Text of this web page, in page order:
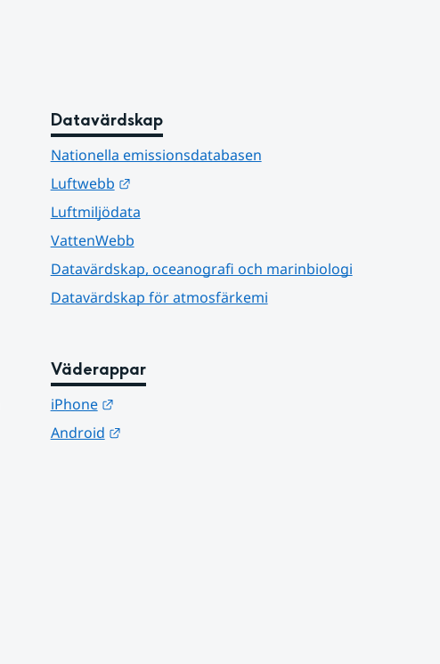
Datavärdskap
Nationella emissionsdatabasen
Luftwebb
Länk till annan webbplats.
Luftmiljödata
VattenWebb
Datavärdskap, oceanografi och marinbiologi
Datavärdskap för atmosfärkemi
Väderappar
iPhone
Länk till annan webbplats.
Android
Länk till annan webbplats.